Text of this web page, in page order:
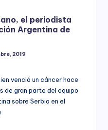
el periodista
Argentina de
2019
venció un cáncer hace
de gran parte del equipo
sobre Serbia en el